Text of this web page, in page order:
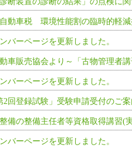
動車税 環境性能割の臨時的軽
バーページを更新しました。
車販売協会より～「古物管理者
バーページを更新しました。
2回登録試験」受験申請受付のご
備の整備主任者等資格取得講習(
バーページを更新しました。